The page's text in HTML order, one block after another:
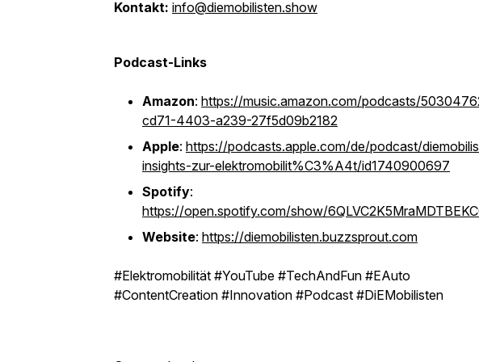
Kontakt: info@diemobilisten.show
Podcast-Links
Amazon: https://music.amazon.com/podcasts/
cd71-4403-a239-27f5d09b2182
Apple: https://podcasts.apple.com/de/podcast/
insights-zur-elektromobilit%C3%A4t/id1740900697
Spotify:
https://open.spotify.com/show/
Website: https://diemobilisten.buzzsprout.com
#Elektromobilität #YouTube #TechAndFun #EAuto
#ContentCreation #Innovation #Podcast #DiEMobilisten